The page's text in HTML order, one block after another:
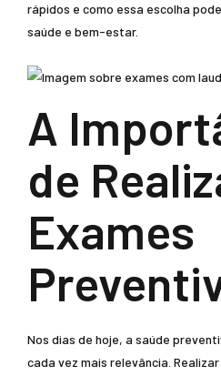
rápidos e como essa escolha
saúde e bem-estar.
A
de
Exames
Nos dias de hoje, a saúde
cada vez mais relevância. Realizar